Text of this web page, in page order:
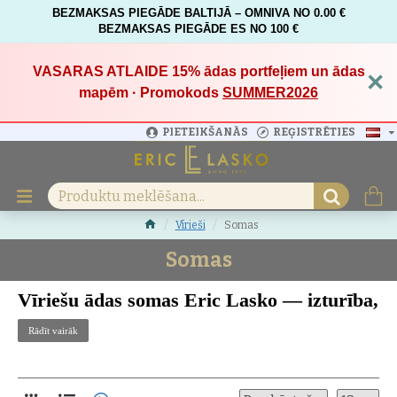
BEZMAKSAS PIEGĀDE BALTIJĀ – OMNIVA NO 0.00 €
BEZMAKSAS PIEGĀDE ES NO 100 €
VASARAS ATLAIDE 15%ādas portfeļiem un ādas
mapēm · Promokods SUMMER2026 ×
PIETEIKŠANĀS REĢISTRĒTIES
Vīrieši Somas
Somas
Vīriešu ādas somas Eric Lasko — izturība,
stils un roku darbs no Latvijas
Rādīt vairāk